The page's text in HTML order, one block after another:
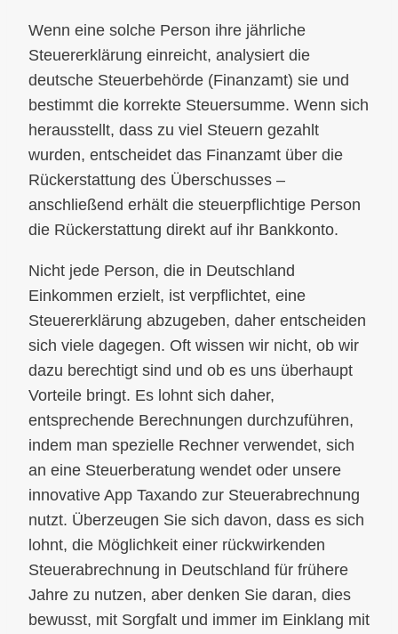
Wenn eine solche Person ihre jährliche
Steuererklärung einreicht, analysiert die
deutsche Steuerbehörde (Finanzamt) sie und
bestimmt die korrekte Steuersumme. Wenn sich
herausstellt, dass zu viel Steuern gezahlt
wurden, entscheidet das Finanzamt über die
Rückerstattung des Überschusses –
anschließend erhält die steuerpflichtige Person
die Rückerstattung direkt auf ihr Bankkonto.
Nicht jede Person, die in Deutschland
Einkommen erzielt, ist verpflichtet, eine
Steuererklärung abzugeben, daher entscheiden
sich viele dagegen. Oft wissen wir nicht, ob wir
dazu berechtigt sind und ob es uns überhaupt
Vorteile bringt. Es lohnt sich daher,
entsprechende Berechnungen durchzuführen,
indem man spezielle Rechner verwendet, sich
an eine Steuerberatung wendet oder unsere
innovative App Taxando zur Steuerabrechnung
nutzt. Überzeugen Sie sich davon, dass es sich
lohnt, die Möglichkeit einer rückwirkenden
Steuerabrechnung in Deutschland für frühere
Jahre zu nutzen, aber denken Sie daran, dies
bewusst, mit Sorgfalt und immer im Einklang mit